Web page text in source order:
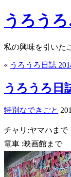
うろう
私の興味を引いた
« うろうろ日誌
うろうろ日
特別なできごと
チャリ:ヤマハまで
電車 :映画館まで